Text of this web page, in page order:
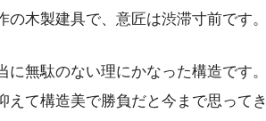
木製建具で、意匠は渋滞寸前です。
無駄のない理にかなった構造です。
て構造美で勝負だと今まで思ってき